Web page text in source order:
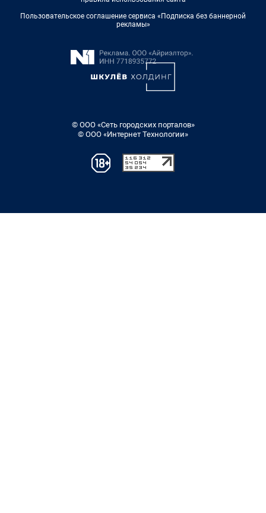
Пользовательское соглашение сервиса «Подписка без баннерной
рекламы»
© ООО «Сеть городских порталов»
© ООО «Интернет Технологии»